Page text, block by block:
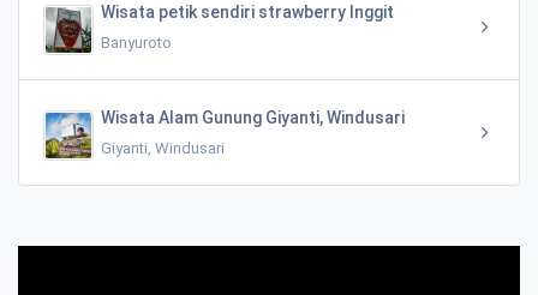
Wisata petik sendiri strawberry Inggit
Banyuroto
Wisata Alam Gunung Giyanti, Windusari
Giyanti, Windusari